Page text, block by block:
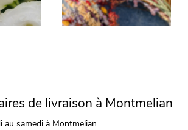
de livraison à Montmelian
au samedi à Montmelian.